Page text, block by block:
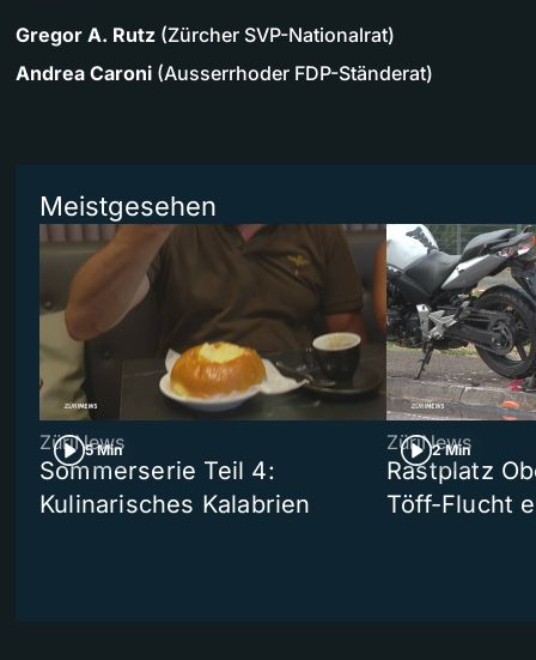
Gregor A. Rutz (Zürcher SVP-Nationalrat)
Andrea Caroni (Ausserrhoder FDP-Ständerat)
Meistgesehen
5 Min
ZüriNews
Sommerserie Teil 4:
Kulinarisches Kalabrien
2 Min
ZüriNews
Rastplatz
Töff-Flucht